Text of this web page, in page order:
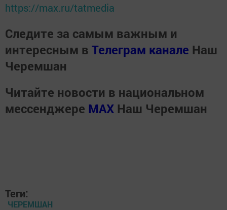
https://max.ru/tatmedia
Следите за самым важным и
интересным в Телеграм канале Наш
Черемшан
Читайте новости в национальном
мессенджере MАХ Наш Черемшан
Теги:
ЧЕРЕМШАН